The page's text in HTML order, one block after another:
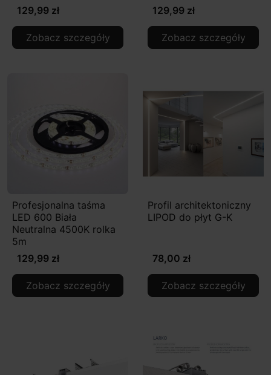
129,99 zł
Zobacz szczegóły
129,99 zł
Zobacz szczegóły
Profesjonalna taśma
LED 600 Biała
Neutralna 4500K rolka
5m
129,99 zł
Zobacz szczegóły
Profil architektoniczny
LIPOD do płyt G-K
78,00 zł
Zobacz szczegóły